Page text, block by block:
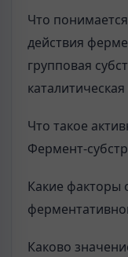
Что
действия
групповая
Что такое
Фермент-
Какие факторы
Каково